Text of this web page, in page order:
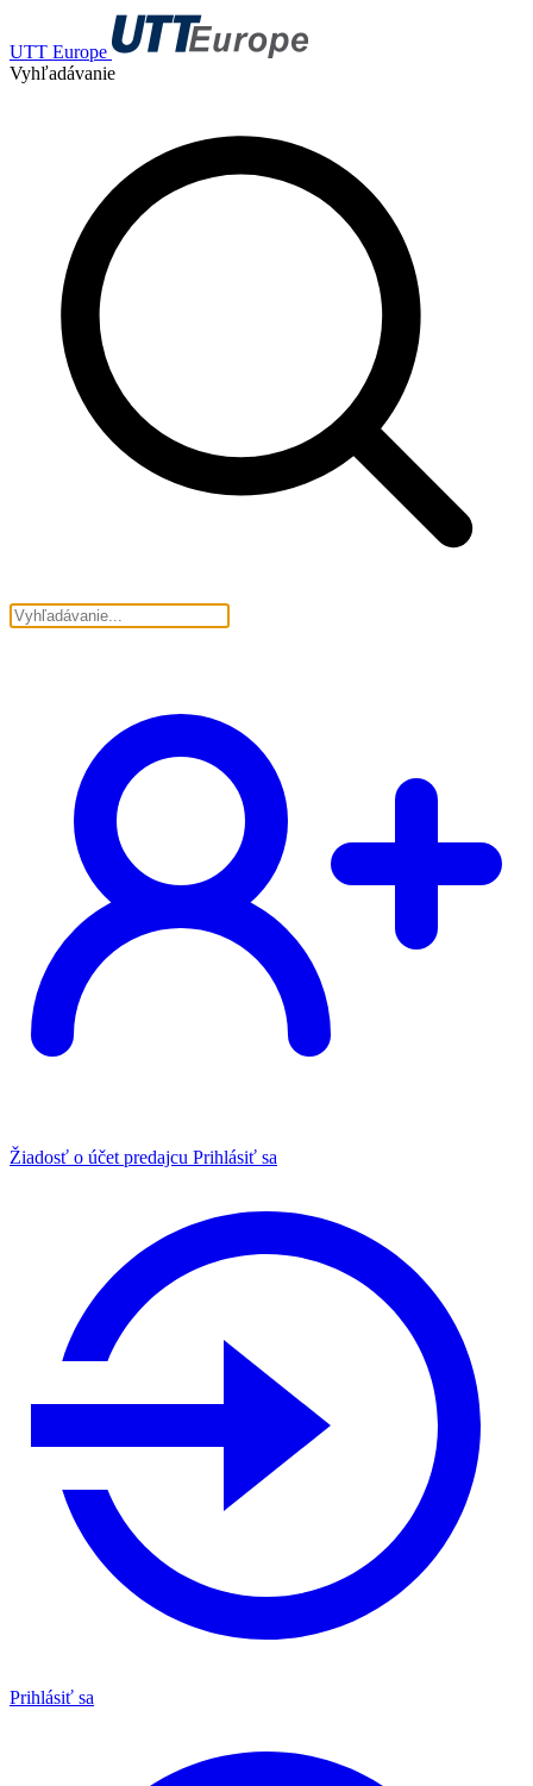
UTT Europe
Vyhľadávanie
Žiadosť o účet predajcu Prihlásiť sa
Prihlásiť sa